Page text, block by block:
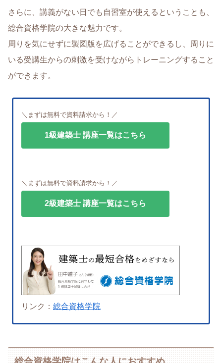
さらに、講義がない日でも自習室が使えるということも、
総合資格学院の大きな魅力です。
周りを気にせずに製図版を広げることができるし、周りに
いる受講生からの刺激を受けながらトレーニングすること
ができます。
＼まずは無料で資料請求から！／
1級建築士 講座一覧はこちら
＼まずは無料で資料請求から！／
2級建築士 講座一覧はこちら
リンク：総合資格学院